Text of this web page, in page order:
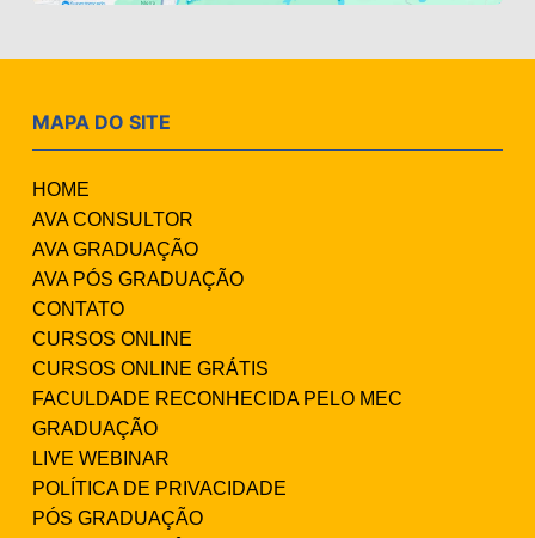
MAPA DO SITE
HOME
AVA CONSULTOR
AVA GRADUAÇÃO
AVA PÓS GRADUAÇÃO
CONTATO
CURSOS ONLINE
CURSOS ONLINE GRÁTIS
FACULDADE RECONHECIDA PELO MEC
GRADUAÇÃO
LIVE WEBINAR
POLÍTICA DE PRIVACIDADE
PÓS GRADUAÇÃO